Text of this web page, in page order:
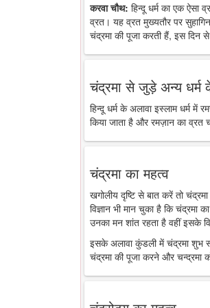
करवा चौथ: हिन्दू धर्म का एक ऐसा
व्रत। यह व्रत मुख्यतौर पर
चंद्रमा की पूजा करती हैं, इस दिन
चंद्रमा से जुड़े अन्य धर्म
हिन्दू धर्म के अलावा इस्लाम धर्म
किया जाता है और रमज़ान का व्रत
चंद्रमा का महत्व
खगोलीय दृष्टि से बात करें तो
विज्ञान भी मान चुका है कि
उनका मन शांत रहता है वहीं इसके
इसके अलावा कुंडली में चंद्रमा शुभ
चंद्रमा की पूजा करने और चन्द्रमा